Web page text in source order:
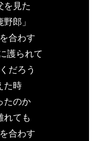
見た
野郎」
合わす
護られて
だろう
た時
たのか
れても
合わす